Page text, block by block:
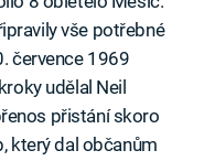
vše potřebné
července 1969
udělal Neil
přistání skoro
který dal občanům